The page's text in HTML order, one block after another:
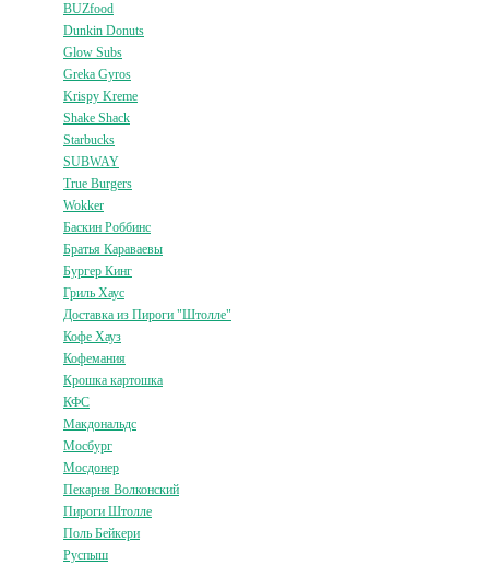
BUZfood
Dunkin Donuts
Glow Subs
Greka Gyros
Krispy Kreme
Shake Shack
Starbucks
SUBWAY
True Burgers
Wokker
Баскин Роббинс
Братья Караваевы
Бургер Кинг
Гриль Хаус
Доставка из Пироги "Штолле"
Кофе Хауз
Кофемания
Крошка картошка
КФС
Макдональдс
Мосбург
Мосдонер
Пекарня Волконский
Пироги Штолле
Поль Бейкери
Руспыш